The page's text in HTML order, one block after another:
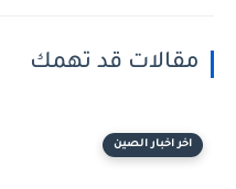
مقالات قد تهمك
اخر اخبار الصين